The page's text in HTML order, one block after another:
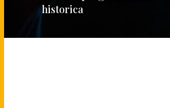
historica